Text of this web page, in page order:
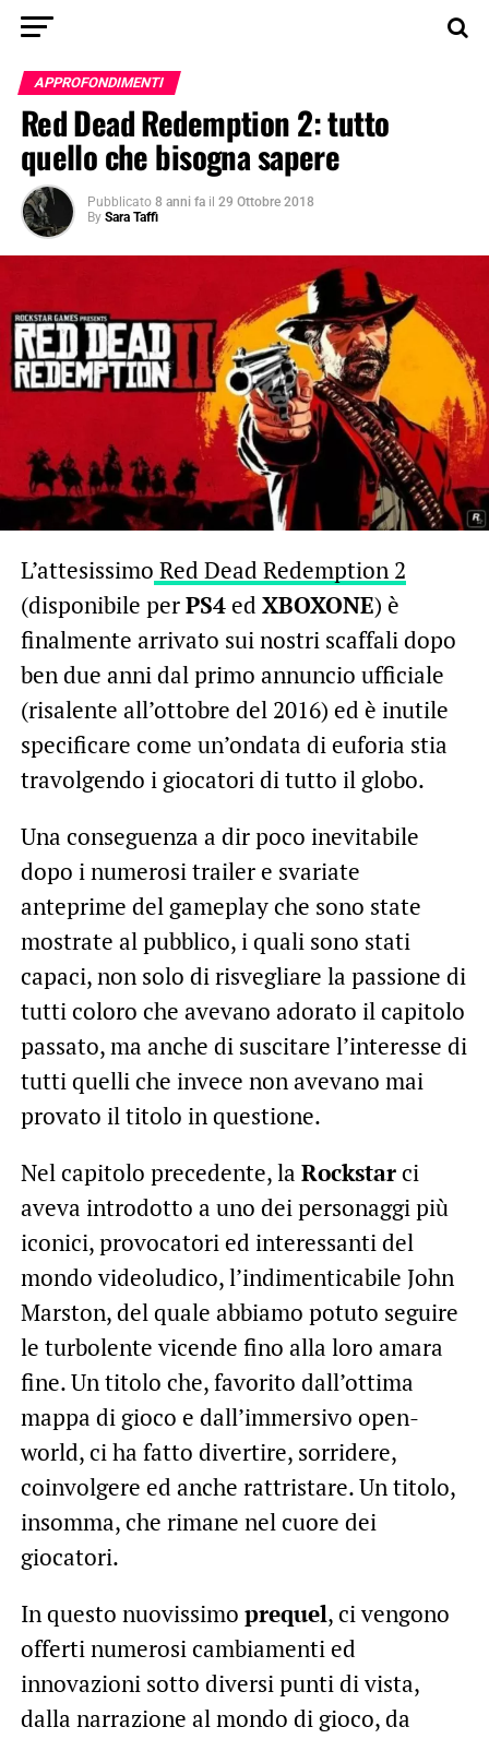
APPROFONDIMENTI
Red Dead Redemption 2: tutto
quello che bisogna sapere
Pubblicato 8 anni fa il 29 Ottobre 2018
By Sara Taffi
L’attesissimo Red Dead Redemption 2
(disponibile perPS4ed XBOXONE) è
finalmente arrivato sui nostri scaffali dopo
ben due anni dal primo annuncio ufficiale
(risalente all’ottobre del 2016) ed è inutile
specificare come un’ondata di euforia stia
travolgendo i giocatori di tutto il globo.
Una conseguenza a dir poco inevitabile
dopo i numerosi trailer e svariate
anteprime del gameplay che sono state
mostrate al pubblico, i quali sono stati
capaci, non solo di risvegliare la passione di
tutti coloro che avevano adorato il capitolo
passato, ma anche di suscitare l’interesse di
tutti quelli che invece non avevano mai
provato il titolo in questione.
Nel capitolo precedente, la Rockstarci
aveva introdotto a uno dei personaggi più
iconici, provocatori ed interessanti del
mondo videoludico, l’indimenticabile John
Marston, del quale abbiamo potuto seguire
le turbolente vicende fino alla loro amara
fine. Un titolo che, favorito dall’ottima
mappa di gioco e dall’immersivo open-
world, ci ha fatto divertire, sorridere,
coinvolgere ed anche rattristare. Un titolo,
insomma, che rimane nel cuore dei
giocatori.
In questo nuovissimo prequel, ci vengono
offerti numerosi cambiamenti ed
innovazioni sotto diversi punti di vista,
dalla narrazione al mondo di gioco, da